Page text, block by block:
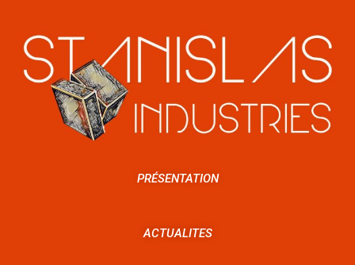
PRÉSENTATION
ACTUALITES